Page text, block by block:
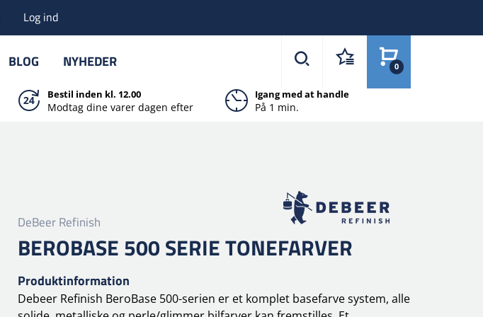
Log ind
BLOG NYHEDER 0
Bestil inden kl. 12.00
Modtag dine varer dagen efter
Igang med at handle
På 1 min.
DeBeer Refinish
BEROBASE 500 SERIE TONEFARVER
Produktinformation
Debeer Refinish BeroBase 500-serien er et komplet basefarve system, alle